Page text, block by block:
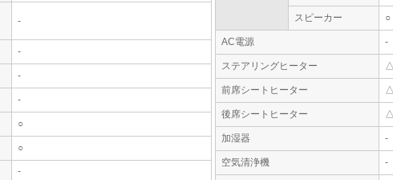
-
-
-
-
○
○
-
スピーカー ○
AC電源 -
ステアリングヒーター △
前席シートヒーター △
後席シートヒーター △
加湿器 -
空気清浄機 -